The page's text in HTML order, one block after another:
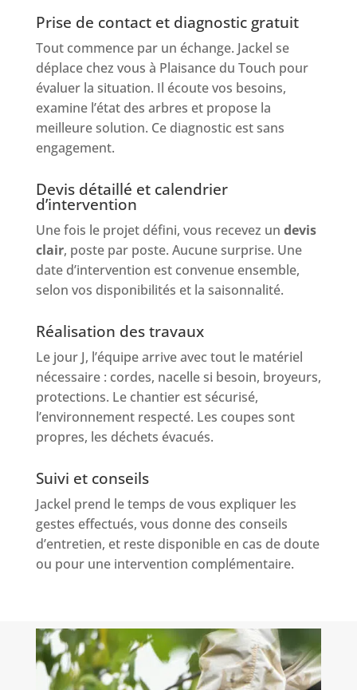
Prise de contact et diagnostic gratuit
Tout commence par un échange. Jackel se
déplace chez vous à Plaisance du Touch pour
évaluer la situation. Il écoute vos besoins,
examine l’état des arbres et propose la
meilleure solution. Ce diagnostic est sans
engagement.
Devis détaillé et calendrier
d’intervention
Une fois le projet défini, vous recevez un devis
clair, poste par poste. Aucune surprise. Une
date d’intervention est convenue ensemble,
selon vos disponibilités et la saisonnalité.
Réalisation des travaux
Le jour J, l’équipe arrive avec tout le matériel
nécessaire : cordes, nacelle si besoin, broyeurs,
protections. Le chantier est sécurisé,
l’environnement respecté. Les coupes sont
propres, les déchets évacués.
Suivi et conseils
Jackel prend le temps de vous expliquer les
gestes effectués, vous donne des conseils
d’entretien, et reste disponible en cas de doute
ou pour une intervention complémentaire.